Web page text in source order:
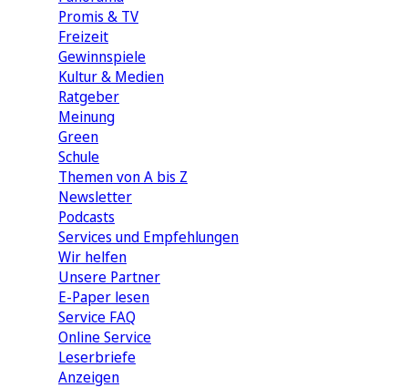
Promis & TV
Freizeit
Gewinnspiele
Kultur & Medien
Ratgeber
Meinung
Green
Schule
Themen von A bis Z
Newsletter
Podcasts
Services und Empfehlungen
Wir helfen
Unsere Partner
E-Paper lesen
Service FAQ
Online Service
Leserbriefe
Anzeigen